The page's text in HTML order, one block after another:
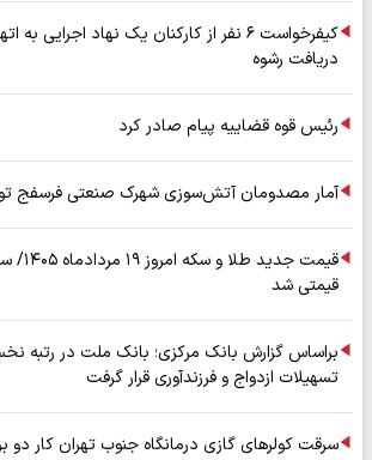
کیفرخواست ۶ نفر از کارکنان یک نهاد
دریافت رشوه
رئیس قوه قضاییه پیام صادر کرد
آمار مصدومان آتش‌سوزی شهرک صنعتی فرسفج
قیمت
قیمتی شد
براساس گزارش بانک مرکزی؛ بانک ملت در رتبه
تسهیلات ازدواج و فرزندآوری قرار گرفت
سرقت کولرهای گازی درمانگاه جنوب تهران کار دو